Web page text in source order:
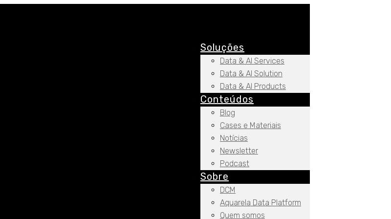
Soluções
Data & AI Services
Data & AI Solution
Data & AI Products
Conteúdos
Blog
Cases e Materiais
Notícias
Newsletter
Podcast
Sobre
DCM
Aquarela Data Platform
Quem somos